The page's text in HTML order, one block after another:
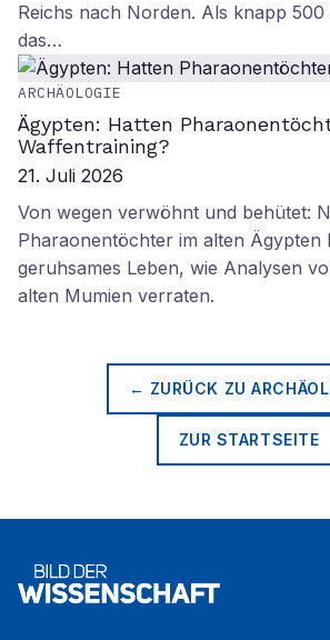
Reichs nach Norden. Als knapp
das…
ARCHÄOLOGIE
Ägypten: Hatten
Waffentraining?
21. Juli 2026
Von wegen verwöhnt und behütet:
Pharaonentöchter im alten Ägypten
geruhsames Leben, wie Analysen
alten Mumien verraten.
← ZURÜCK ZU
ZUR STARTSEITE